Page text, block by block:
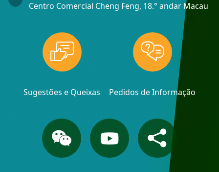
Centro Comercial Cheng Feng, 18.° andar Macau
Sugestões e Queixas Pedidos de Informação